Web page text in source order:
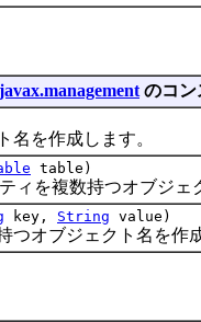
javax.management のコン
を作成します。
table)
を複数持つオブジェ
key, String value)
オブジェクト名を作